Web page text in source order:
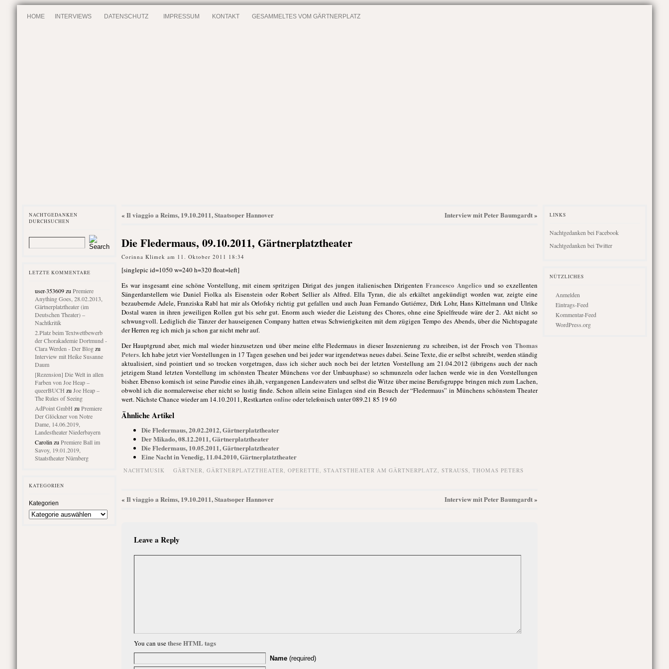
HOME INTERVIEWS DATENSCHUTZ IMPRESSUM KONTAKT GESAMMELTES VOM GÄRTNERPLATZ
NACHTGEDANKEN
DURCHSUCHEN
LETZTE KOMMENTARE
user-353609zu Premiere
Anything Goes, 28.02.2013,
Gärtnerplatztheater (im
Deutschen Theater) –
Nachtkritik
2.Platz beim Textwettbewerb
der Chorakademie Dortmund -
Clara Werden - Der Blogzu
Interview mit Heike Susanne
Daum
[Rezension] Die Welt in allen
Farben von Joe Heap –
queerBUCH zu Joe Heap –
The Rules of Seeing
AdPoint GmbH zu Premiere
Der Glöckner von Notre
Dame, 14.06.2019,
Landestheater Niederbayern
Carolin zu Premiere Ball im
Savoy, 19.01.2019,
Staatstheater Nürnberg
KATEGORIEN
Kategorien
« Il viaggio a Reims, 19.10.2011, Staatsoper Hannover Interview mit Peter Baumgardt»
Die Fledermaus, 09.10.2011, Gärtnerplatztheater
Corinna Klimek am 11. Oktober 2011 18:34
[singlepic id=1050 w=240 h=320 float=left]
Es war insgesamt eine schöne Vorstellung, mit einem spritzigen Dirigat des jungen italienischen DirigentenFrancesco Angelicound so exzellenten
Sängerdarstellern wie Daniel Fiolka als Eisenstein oder Robert Sellier als Alfred. Ella Tyran, die als erkältet angekündigt worden war, zeigte eine
bezaubernde Adele, Franziska Rabl hat mir als Orlofsky richtig gut gefallen und auch Juan Fernando Gutiérrez, Dirk Lohr, Hans Kittelmann und Ulrike
Dostal waren in ihren jeweiligen Rollen gut bis sehr gut. Enorm auch wieder die Leistung des Chores, ohne eine Spielfreude wäre der 2. Akt nicht so
schwungvoll. Lediglich die Tänzer der hauseigenen Company hatten etwas Schwierigkeiten mit dem zügigen Tempo des Abends, über die Nichtspagate
der Herren reg ich mich ja schon gar nicht mehr auf.
Der Hauptgrund aber, mich mal wieder hinzusetzen und über meine elfte Fledermaus in dieser Inszenierung zu schreiben, ist der Frosch von Thomas
Peters. Ich habe jetzt vier Vorstellungen in 17 Tagen gesehen und bei jeder war irgendetwas neues dabei. Seine Texte, die er selbst schreibt, werden ständig
aktualisiert, sind pointiert und so trocken vorgetragen, dass ich sicher auch noch bei der letzten Vorstellung am 21.04.2012 (übrigens auch der nach
jetzigem Stand letzten Vorstellung im schönsten Theater Münchens vor der Umbauphase) so schmunzeln oder lachen werde wie in den Vorstellungen
bisher. Ebenso komisch ist seine Parodie eines äh,äh, vergangenen Landesvaters und selbst die Witze über meine Berufsgruppe bringen mich zum Lachen,
obwohl ich die normalerweise eher nicht so lustig finde. Schon allein seine Einlagen sind ein Besuch der “Fledermaus” in Münchens schönstem Theater
wert. Nächste Chance wieder am 14.10.2011, Restkarten onlineoder telefonisch unter 089.21 85 19 60
Ähnliche Artikel
Die Fledermaus, 20.02.2012, Gärtnerplatztheater
Der Mikado, 08.12.2011, Gärtnerplatztheater
Die Fledermaus, 10.05.2011, Gärtnerplatztheater
Eine Nacht in Venedig, 11.04.2010, Gärtnerplatztheater
NACHTMUSIK GÄRTNER, GÄRTNERPLATZTHEATER, OPERETTE, STAATSTHEATER AM GÄRTNERPLATZ, STRAUSS, THOMAS PETERS
« Il viaggio a Reims, 19.10.2011, Staatsoper Hannover Interview mit Peter Baumgardt»
Leave a Reply
You can usethese HTML tags
Name (required)
LINKS
Nachtgedanken bei Facebook
Nachtgedanken bei Twitter
NÜTZLICHES
Anmelden
Eintrags-Feed
Kommentar-Feed
WordPress.org